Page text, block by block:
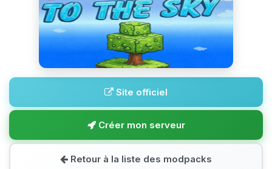
Site officiel
Créer mon serveur
Retour à la liste des modpacks